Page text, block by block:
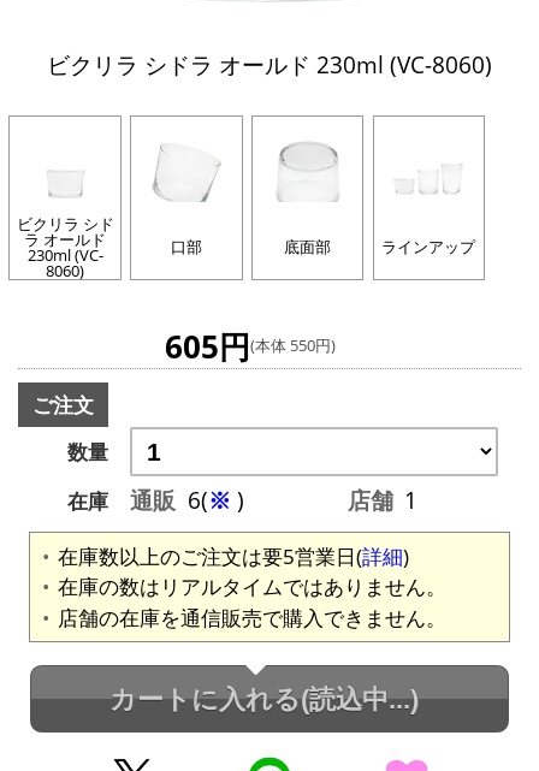
ビクリラ シドラ オールド 230ml (VC-8060)
ビクリラ シド
ラ オールド
230ml (VC-
8060)
口部 底面部 ラインアップ
605円(本体 550円)
ご注文
数量
在庫
通販 6(※ ) 店舗 1
在庫数以上のご注文は要5営業日(詳細)
在庫の数はリアルタイムではありません。
店舗の在庫を通信販売で購入できません。
カートに入れる(読込中...)